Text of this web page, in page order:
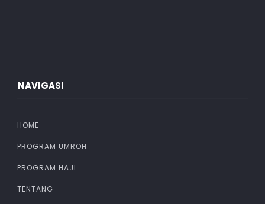
NAVIGASI
HOME
PROGRAM UMROH
PROGRAM HAJI
TENTANG